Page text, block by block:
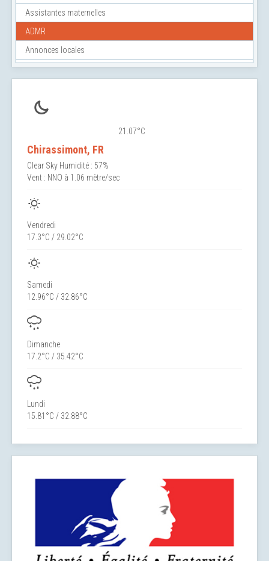
Assistantes maternelles
ADMR
Annonces locales
21.07°C
Chirassimont, FR
Clear Sky Humidité : 57%
Vent : NNO à 1.06 mètre/sec
Vendredi
17.3°C / 29.02°C
Samedi
12.96°C / 32.86°C
Dimanche
17.2°C / 35.42°C
Lundi
15.81°C / 32.88°C